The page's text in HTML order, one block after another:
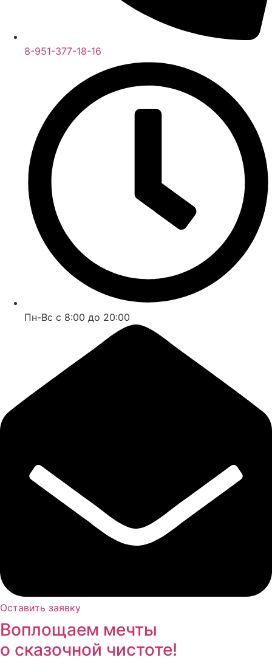
8-951-377-18-16
Пн-Вс с 8:00 до 20:00
Оставить заявку
Воплощаем мечты
о сказочной чистоте!